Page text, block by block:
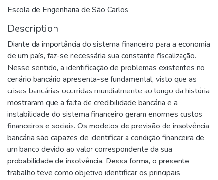
Escola de Engenharia de São Carlos
Description
Diante da importância do sistema financeiro para a economia
de um país, faz-se necessária sua constante fiscalização.
Nesse sentido, a identificação de problemas existentes no
cenário bancário apresenta-se fundamental, visto que as
crises bancárias ocorridas mundialmente ao longo da história
mostraram que a falta de credibilidade bancária e a
instabilidade do sistema financeiro geram enormes custos
financeiros e sociais. Os modelos de previsão de insolvência
bancária são capazes de identificar a condição financeira de
um banco devido ao valor correspondente da sua
probabilidade de insolvência. Dessa forma, o presente
trabalho teve como objetivo identificar os principais